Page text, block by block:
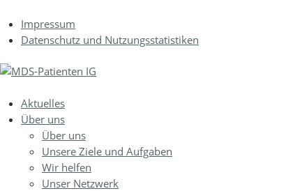
Jump to navigation
Impressum
Datenschutz und Nutzungsstatistiken
Aktuelles
Über uns
Über uns
Unsere Ziele und Aufgaben
Wir helfen
Unser Netzwerk